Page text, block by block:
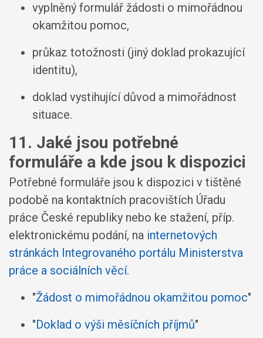
vyplněný formulář žádosti o mimořádnou
okamžitou pomoc,
průkaz totožnosti (jiný doklad prokazující
identitu),
doklad vystihující důvod a mimořádnost
situace.
11. Jaké jsou potřebné
formuláře a kde jsou k dispozici
Potřebné formuláře jsou k dispozici v tištěné
podobě na kontaktních pracovištích Úřadu
práce České republiky nebo ke stažení, příp.
elektronickému podání, na internetových
stránkách Integrovaného portálu Ministerstva
práce a sociálních věcí.
"Žádost o mimořádnou okamžitou pomoc"
"Doklad o výši měsíčních příjmů"